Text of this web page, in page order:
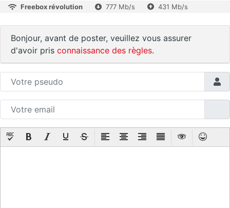
Freebox révolution 777 Mb/s 431 Mb/s
Bonjour, avant de poster, veuillez vous assurer
d'avoir pris connaissance des règles.